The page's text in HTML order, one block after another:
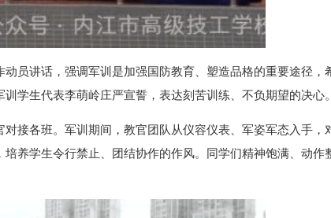
员讲话，强调军训是加强国防教育、塑造品格的重要途径，
学生代表李萌岭庄严宣誓，表达刻苦训练、不负期望的决心
接各班。军训期间，教官团队从仪容仪表、军姿军态入手，
养学生令行禁止、团结协作的作风。同学们精神饱满、动作